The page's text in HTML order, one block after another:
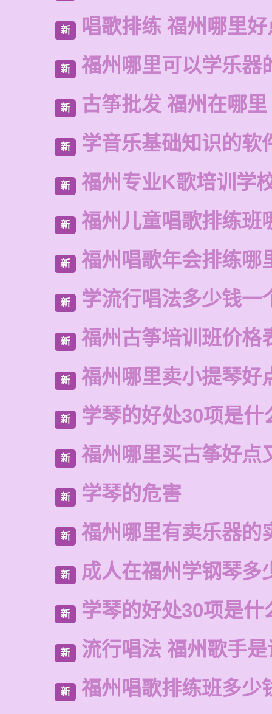
新 唱歌排练 福州哪里好
新 福州哪里可以学乐器
新 古筝批发 福州在哪里
新 学音乐基础知识的软
新 福州专业K歌培训学
新 福州儿童唱歌排练班
新 福州唱歌年会排练哪
新 学流行唱法多少钱一
新 福州古筝培训班价格
新 福州哪里卖小提琴好
新 学琴的好处30项是什
新 福州哪里买古筝好点
新 学琴的危害
新 福州哪里有卖乐器的
新 成人在福州学钢琴多
新 学琴的好处30项是什
新 流行唱法 福州歌手
新 福州唱歌排练班多少